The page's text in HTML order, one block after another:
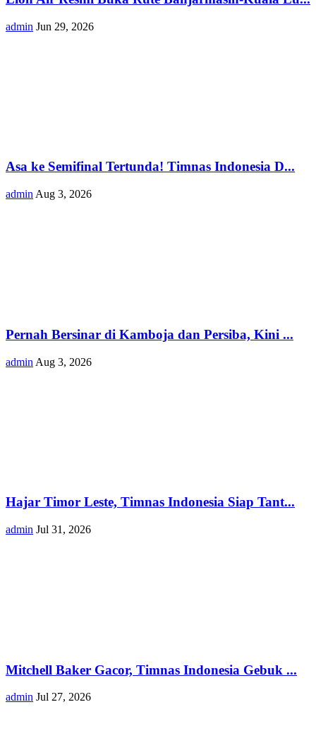
admin Jun 29, 2026
Asa ke Semifinal Tertunda! Timnas Indonesia D...
admin Aug 3, 2026
Pernah Bersinar di Kamboja dan Persiba, Kini ...
admin Aug 3, 2026
Hajar Timor Leste, Timnas Indonesia Siap Tant...
admin Jul 31, 2026
Mitchell Baker Gacor, Timnas Indonesia Gebuk ...
admin Jul 27, 2026